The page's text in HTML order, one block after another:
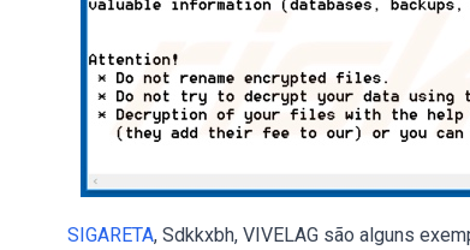
SIGARETA, Sdkkxbh, VIVELAG são alguns